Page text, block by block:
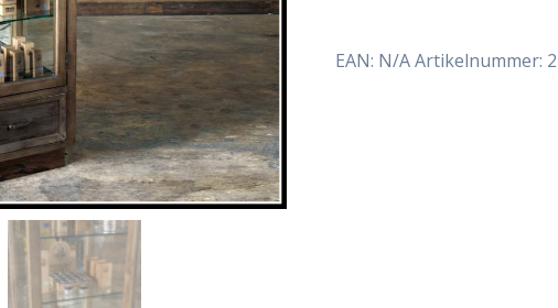
EAN: N/AArtikelnummer: